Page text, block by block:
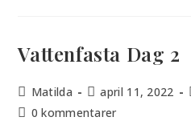
Vattenfasta Dag 2
Matilda april 11, 2022
0 kommentarer